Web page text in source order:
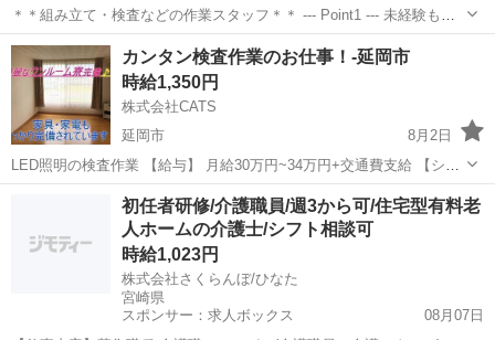
＊＊組み立て・検査などの作業スタッフ＊＊ --- Point1 --- 未経験も就
業OK！ 工場未経験でもご安心ください！！ 先輩スタッフがイチから
丁寧にサポート！ 未経験からスタートした方も多数活躍しています
☆...
宮崎 都城市 工場 スタッフ
カンタン検査作業のお仕事！-延岡市
時給1,350円
株式会社CATS
延岡市
8月2日
LED照明の検査作業 【給与】 月給30万円~34万円+交通費支給 【シフ
ト】 週5日以上 1日8時間以上 自分に合った職場で働きたい方・今す
ぐにでも働きたい方! そんな方にオススメのお仕事です!...
延岡市 工場 時給
初任者研修/介護職員/週3から可/住宅型有料老
人ホームの介護士/シフト相談可
時給1,023円
株式会社さくらんぼ/ひなた
宮崎県
スポンサー：求人ボックス
08月07日